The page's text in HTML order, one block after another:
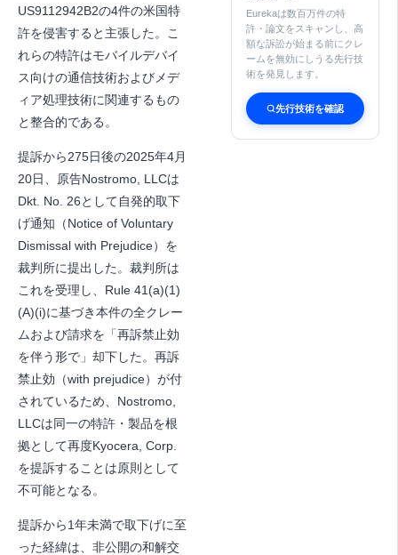
US9112942B2の4件の米国特
許を侵害すると主張した。こ
れらの特許はモバイルデバイ
ス向けの通信技術およびメデ
ィア処理技術に関連するもの
と整合的である。
提訴から275日後の2025年4月
20日、原告Nostromo, LLCは
Dkt. No. 26として自発的取下
げ通知（Notice of Voluntary
Dismissal with Prejudice）を
裁判所に提出した。裁判所は
これを受理し、Rule 41(a)(1)
(A)(i)に基づき本件の全クレー
ムおよび請求を「再訴禁止効
を伴う形で」却下した。再訴
禁止効（with prejudice）が付
されているため、Nostromo,
LLCは同一の特許・製品を根
拠として再度Kyocera, Corp.
を提訴することは原則として
不可能となる。
提訴から1年未満で取下げに至
った経緯は、非公開の和解交
Eurekaは数百万件の特
許・論文をスキャンし、高
額な訴訟が始まる前にクレ
ームを無効にしうる先行技
術を発見します。
先行技術を確認